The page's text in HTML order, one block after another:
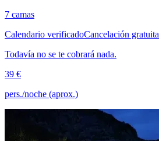
7 camas
Calendario verificadoCancelación gratuita
Todavía no se te cobrará nada.
39 €
pers./noche (aprox.)